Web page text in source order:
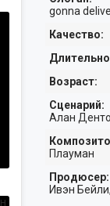
gonna
Качество:
Возраст:
Сценарий:
Алан
Плауман
Продюсер:
Ивэн